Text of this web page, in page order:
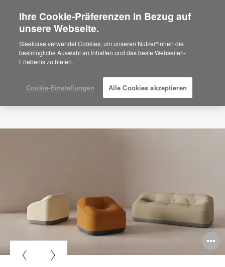
Are you in United States?
Would you like to see Products we sell in
your region?
Americas
Español
Ihre Cookie-Präferenzen in Bezug auf
unsere Webseite.
Steelcase verwendet Cookies, um unseren Nutzer*innen die
bestmögliche Auswahl an Inhalten und das beste Webseiten-
Erlebenis zu bieten.
Cookie-Einstellungen Alle Cookies akzeptieren